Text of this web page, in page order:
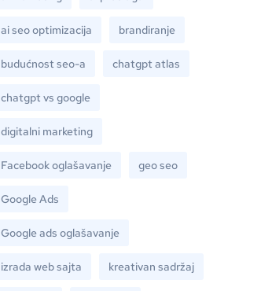
ai seo optimizacija brandiranje
budućnost seo-a chatgpt atlas
chatgpt vs google
digitalni marketing
Facebook oglašavanje geo seo
Google Ads
Google ads oglašavanje
izrada web sajta kreativan sadržaj